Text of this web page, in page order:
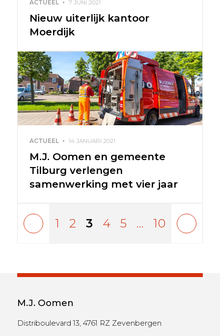
ACTUEEL 7 JUNI 2021
Nieuw uiterlijk kantoor
Moerdijk
ACTUEEL 14 JANUARI 2021
M.J. Oomen en gemeente
Tilburg verlengen
samenwerking met vier jaar
1 2 3 4 5 … 10
M.J. Oomen
Distriboulevard 13, 4761 RZ Zevenbergen